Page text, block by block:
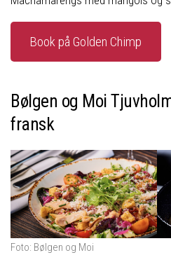
Book på Golden Chimp
Bølgen og Moi
fransk
Foto: Bølgen og Moi